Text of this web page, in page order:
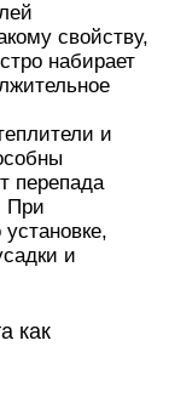
свойству,
набирает
и
перепада
При
и
как